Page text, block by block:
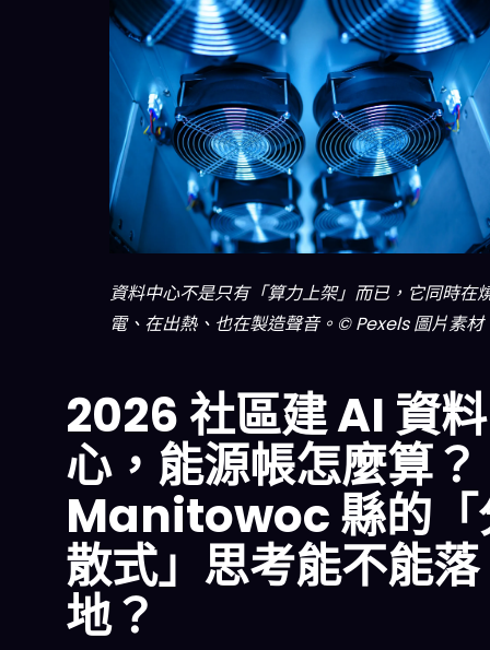
資料中心不是只有「算力上架」而已，它同時在
電、在出熱、也在製造聲音。© Pexels 圖片素材
2026 社區建 AI 資
心，能源帳怎麼算？
Manitowoc 縣的「
散式」思考能不能落
地？